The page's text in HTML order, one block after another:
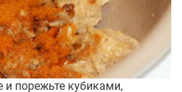
и порежьте кубиками,